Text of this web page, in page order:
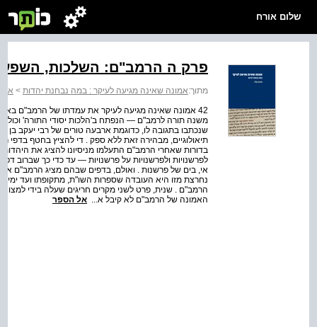
שלום אורח
פרק ה הרמב"ם: השלכות,
מתוך:אמונה שאינה מגיעה לעיקר : במה נבחנת יהדות >
42 אמונה שאינה מגיעה לעיקר את עמדתו של הרמב"ם
משנה תורה לרמב"ם — הנפתח ב'הלכות יסודי התורה' וכולל
שנכתבו בתגובה לו, כדוגמת ארבעה טורים של רבי יעקב בן
תיאולוגיים, מבהירה זאת ללא ספק . די להציץ בחטף בדפי
בדורות שאחרי הרמב"ם התעלמו מניסיונו להציג את
לפרשנויות ולפרשנויות על פרשנויות — עד כדי כך שברוב
נחרצת מזו היא העובדה שספרות השו"ת, מתקופתו ועד
הרמב"ם . שנית, פרט לשני מקרים חריגים שעלה בידי
האמונה של הרמב"ם לא קיבל א... אל הספר